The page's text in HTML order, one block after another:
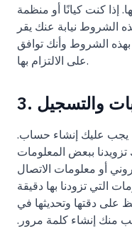
إذا كنت كيانًا أو منظمة
الشروط نيابة عنك يقر
الشروط وأنك توافق
على الالتزام بها.
والتسجيل
يجب عليك إنشاء حساب.
ببعض المعلومات
أو معلومات الاتصال
التي تزودنا بها دقيقة
على دقتها وتحديثها في
منك إنشاء كلمة مرور.